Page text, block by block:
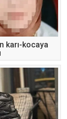
karı-kocaya